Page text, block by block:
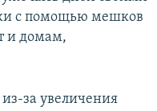
с помощью мешков
и домам,
за увеличения